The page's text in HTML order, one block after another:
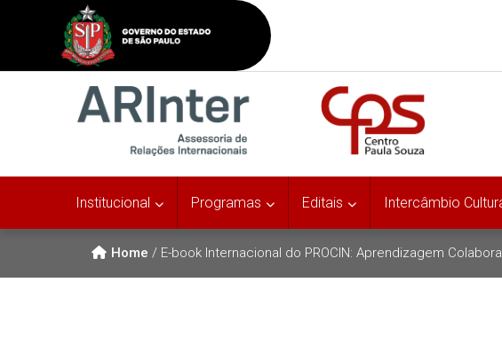
Institucional Programas Editais Intercâmbio
Home / E-book Internacional do PROCIN: Aprendizagem